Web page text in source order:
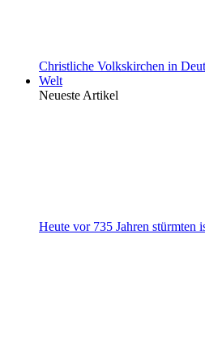
Christliche Volkskirchen in
Welt
Neueste Artikel
Heute vor 735 Jahren